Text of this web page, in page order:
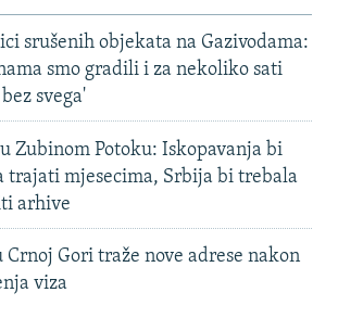
srušenih objekata na Gazivodama:
smo gradili i za nekoliko sati
svega'
Zubinom Potoku: Iskopavanja bi
trajati mjesecima, Srbija bi trebala
arhive
Crnoj Gori traže nove adrese nakon
viza